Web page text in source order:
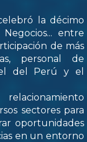
la décimo
entre
de más
personal de
del Perú y el
sectores para
oportunidades
en un entorno